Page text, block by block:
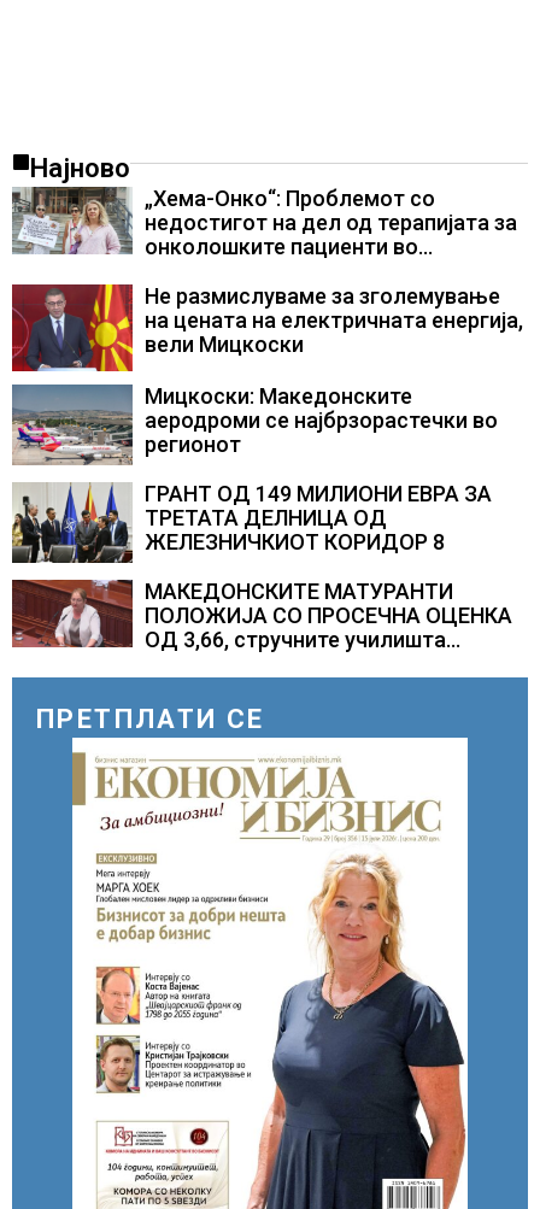
Најново
„Хема-Онко“: Проблемот со
недостигот на дел од терапијата за
онколошките пациенти во
Не размислуваме за зголемување
на цената на електричната енергија,
вели Мицкоски
Мицкоски: Македонските
аеродроми се најбрзорастечки во
регионот
ГРАНТ ОД 149 МИЛИОНИ ЕВРА ЗА
ТРЕТАТА ДЕЛНИЦА ОД
ЖЕЛЕЗНИЧКИОТ КОРИДОР 8
МАКЕДОНСКИТЕ МАТУРАНТИ
ПОЛОЖИЈА СО ПРОСЕЧНА ОЦЕНКА
ОД 3,66, стручните училишта
ПРЕТПЛАТИ СЕ